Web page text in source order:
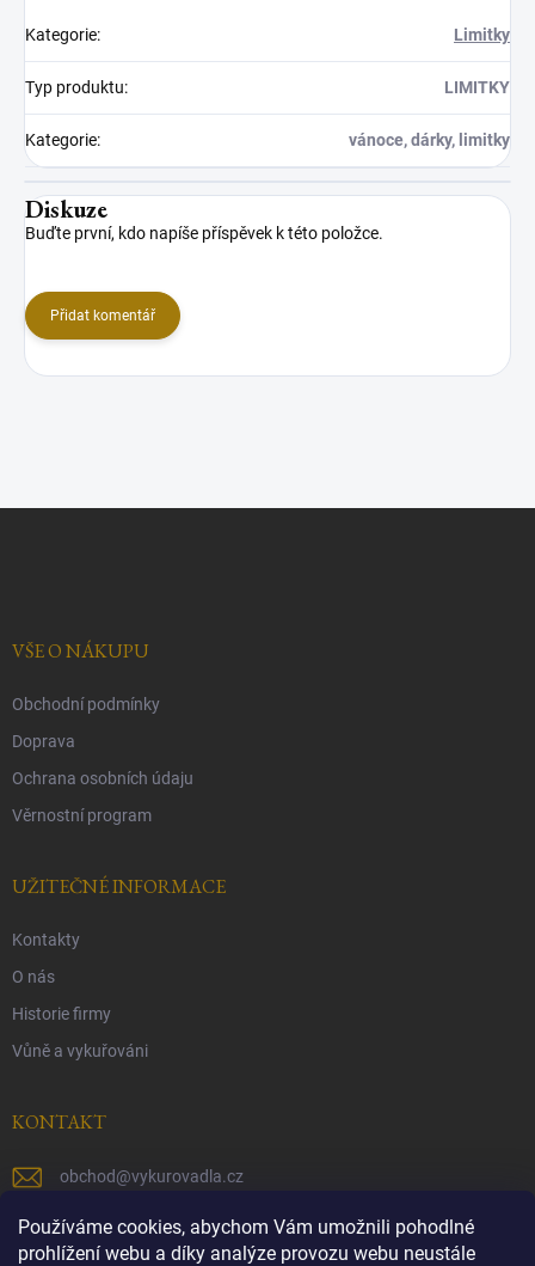
Používáme cookies, abychom Vám umožnili pohodlné
prohlížení webu a díky analýze provozu webu neustále
Kategorie: Limitky
Typ produktu: LIMITKY
Kategorie: vánoce, dárky, limitky
Diskuze
Buďte první, kdo napíše příspěvek k této položce.
Přidat komentář
VŠE O NÁKUPU
Obchodní podmínky
Doprava
Ochrana osobních údaju
Věrnostní program
UŽITEČNÉ INFORMACE
Kontakty
O nás
Historie firmy
Vůně a vykuřováni
KONTAKT
obchod@vykurovadla.cz
+420 603 149 699